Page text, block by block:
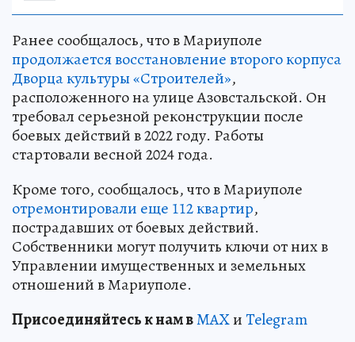
Ранее сообщалось, что в Мариуполе
продолжается восстановление второго корпуса
Дворца культуры «Строителей»,
расположенного на улице Азовстальской. Он
требовал серьезной реконструкции после
боевых действий в 2022 году. Работы
стартовали весной 2024 года.
Кроме того, сообщалось, что в Мариуполе
отремонтировали еще 112 квартир,
пострадавших от боевых действий.
Собственники могут получить ключи от них в
Управлении имущественных и земельных
отношений в Мариуполе.
Присоединяйтесь к нам вMAXиTelegram